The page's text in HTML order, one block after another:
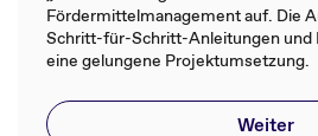
Fördermittelmanagement auf. Die
Schritt-für-Schritt-Anleitungen und
eine gelungene Projektumsetzung.
Weiter